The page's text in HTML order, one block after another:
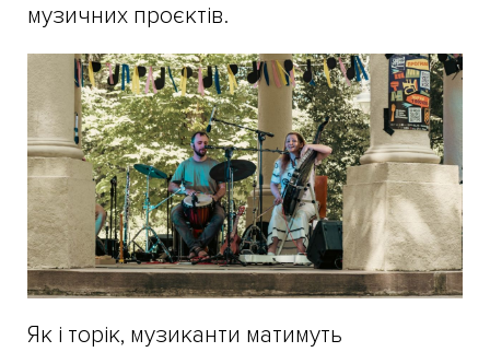
музичних проєктів.
Як і торік, музиканти матимуть